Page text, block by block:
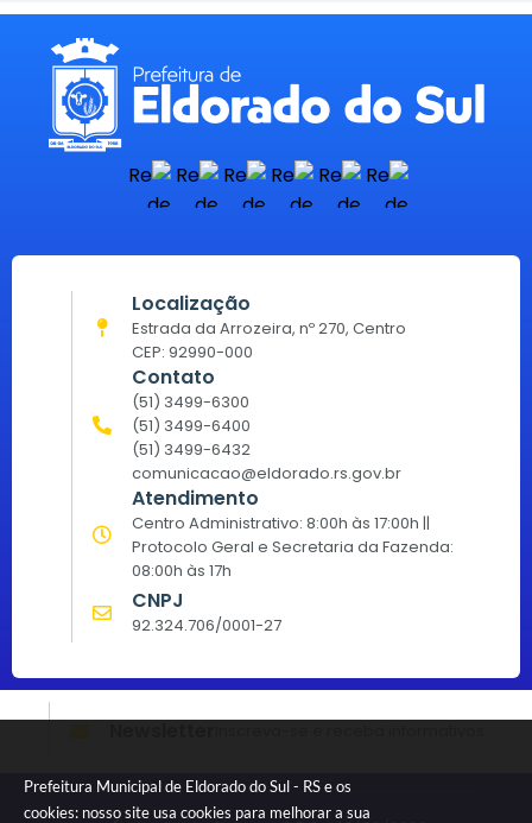
Prefeitura Municipal de Eldorado do Sul - RS e os
cookies: nosso site usa cookies para melhorar a sua
Localização
Estrada da Arrozeira, nº 270, Centro
CEP: 92990-000
Contato
(51) 3499-6300
(51) 3499-6400
(51) 3499-6432
comunicacao@eldorado.rs.gov.br
Atendimento
Centro Administrativo: 8:00h às 17:00h ||
Protocolo Geral e Secretaria da Fazenda:
08:00h às 17h
CNPJ
92.324.706/0001-27